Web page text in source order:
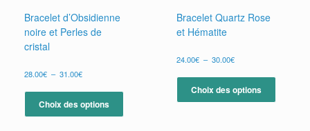
Bracelet d’Obsidienne
noire et Perles de
cristal
28.00€ – 31.00€Plage
prix :
28.00€
à
Choix des options
Bracelet Quartz Rose
et Hématite
24.00€ – 30.00€Plage
prix :
24.00€
à
Choix des options